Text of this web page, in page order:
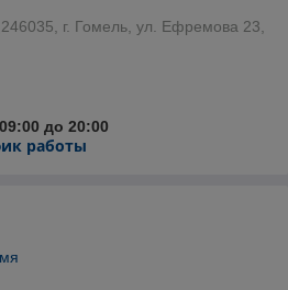
г. Гомель, ул. Ефремова 23,
до 20:00
работы